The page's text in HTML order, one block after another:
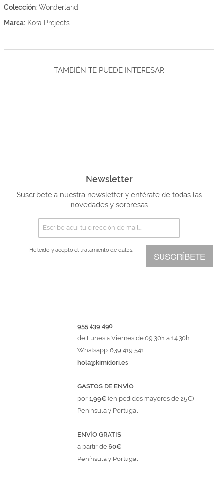
Colección: Wonderland
Marca: Kora Projects
TAMBIÉN TE PUEDE INTERESAR
Newsletter
Suscríbete a nuestra newsletter y entérate de todas las
novedades y sorpresas
SUSCRÍBETE
He leído y acepto el tratamiento de datos.
955 439 490
de Lunes a Viernes de 09:30h a 14:30h
Whatsapp: 639 419 541
hola@kimidori.es
GASTOS DE ENVÍO
por1,99€(en pedidos mayores de 25€)
Península y Portugal
ENVÍO GRATIS
a partir de60€
Península y Portugal